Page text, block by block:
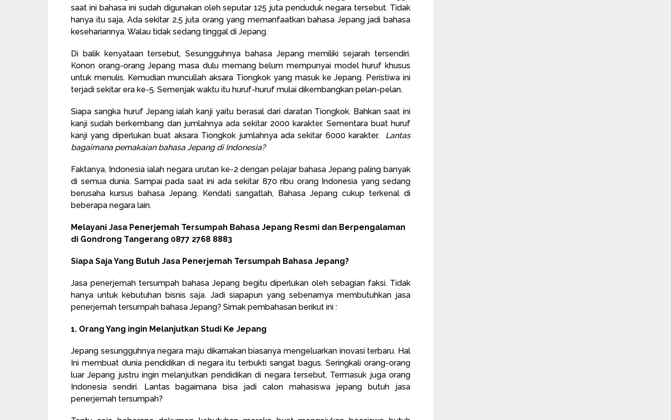
saat ini bahasa ini sudah digunakan oleh seputar 125 juta penduduk negara tersebut. Tidak
hanya itu saja, Ada sekitar 2,5 juta orang yang memanfaatkan bahasa Jepang jadi bahasa
kesehariannya. Walau tidak sedang tinggal di Jepang.
Di balik kenyataan tersebut, Sesungguhnya bahasa Jepang memiliki sejarah tersendiri.
Konon orang-orang Jepang masa dulu memang belum mempunyai model huruf khusus
untuk menulis. Kemudian muncullah aksara Tiongkok yang masuk ke Jepang. Peristiwa ini
terjadi sekitar era ke-5. Semenjak waktu itu huruf-huruf mulai dikembangkan pelan-pelan.
Siapa sangka huruf Jepang ialah kanji yaitu berasal dari daratan Tiongkok. Bahkan saat ini
kanji sudah berkembang dan jumlahnya ada sekitar 2000 karakter. Sementara buat huruf
kanji yang diperlukan buat aksara Tiongkok jumlahnya ada sekitar 6000 karakter. Lantas
bagaimana pemakaian bahasa Jepang di Indonesia?
Faktanya, Indonesia ialah negara urutan ke-2 dengan pelajar bahasa Jepang paling banyak
di semua dunia. Sampai pada saat ini ada sekitar 870 ribu orang Indonesia yang sedang
berusaha kursus bahasa Jepang. Kendati sangatlah, Bahasa Jepang cukup terkenal di
beberapa negara lain.
Melayani Jasa Penerjemah Tersumpah Bahasa Jepang Resmi dan Berpengalaman
di Gondrong Tangerang 0877 2768 8883
Siapa Saja Yang Butuh Jasa Penerjemah Tersumpah Bahasa Jepang?
Jasa penerjemah tersumpah bahasa Jepang begitu diperlukan oleh sebagian faksi. Tidak
hanya untuk kebutuhan bisnis saja. Jadi siapapun yang sebenarnya membutuhkan jasa
penerjemah tersumpah bahasa Jepang? Simak pembahasan berikut ini :
1. Orang Yang ingin Melanjutkan Studi Ke Jepang
Jepang sesungguhnya negara maju dikarnakan biasanya mengeluarkan inovasi terbaru. Hal
Ini membuat dunia pendidikan di negara itu terbukti sangat bagus. Seringkali orang-orang
luar Jepang justru ingin melanjutkan pendidikan di negara tersebut, Termasuk juga orang
Indonesia sendiri. Lantas bagaimana bisa jadi calon mahasiswa jepang butuh jasa
penerjemah tersumpah?